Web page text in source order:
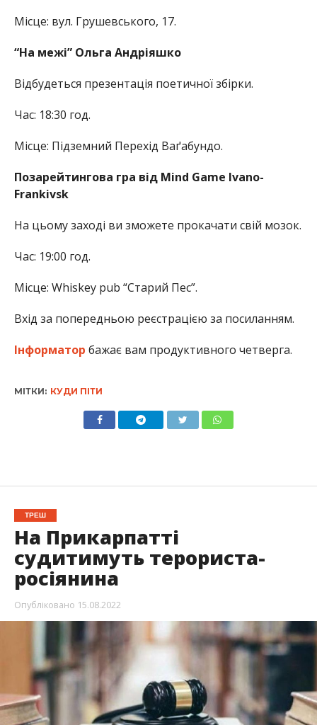
Місце: вул. Грушевського, 17.
“На межі” Ольга Андріяшко
Відбудеться презентація поетичної збірки.
Час: 18:30 год.
Місце: Підземний Перехід Ваґабундо.
Позарейтингова гра від Mind Game Ivano-
Frankivsk
На цьому заході ви зможете прокачати свій мозок.
Час: 19:00 год.
Місце: Whiskey pub “Старий Пес”.
Вхід за попередньою реєстрацією за посиланням.
Інформатор бажає вам продуктивного четверга.
МІТКИ: КУДИ ПІТИ
ТРЕШ
На Прикарпатті
судитимуть терориста-
росіянина
Опубліковано 15.08.2022